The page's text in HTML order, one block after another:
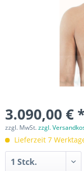
3.090,00 €
zzgl. MwSt.zzgl.
Lieferzeit 7